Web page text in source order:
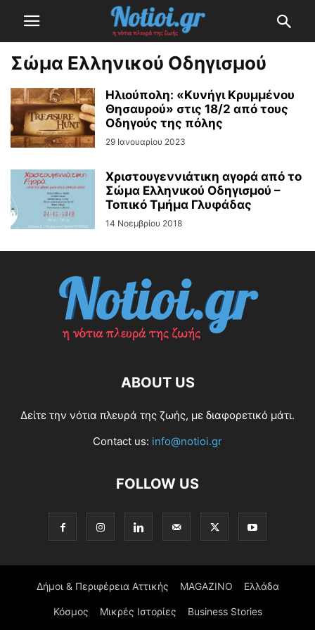
Σώμα Ελληνικού Οδηγισμού
Ηλιούπολη: «Κυνήγι Κρυμμένου
Θησαυρού» στις 18/2 από τους
Οδηγούς της πόλης
29 Ιανουαρίου 2023
Χριστουγεννιάτικη αγορά από το
Σώμα Ελληνικού Οδηγισμού –
Τοπικό Τμήμα Γλυφάδας
14 Νοεμβρίου 2018
ABOUT US
Δείτε την νότια πλευρά της ζωής, με διαφορετικό μάτι.
Contact us: info@notioi.gr
FOLLOW US
Δήμοι & Περιφέρεια Αττικής MAGAZINO Ελλάδα
Κόσμος Μικρές Ιστορίες Business Stories